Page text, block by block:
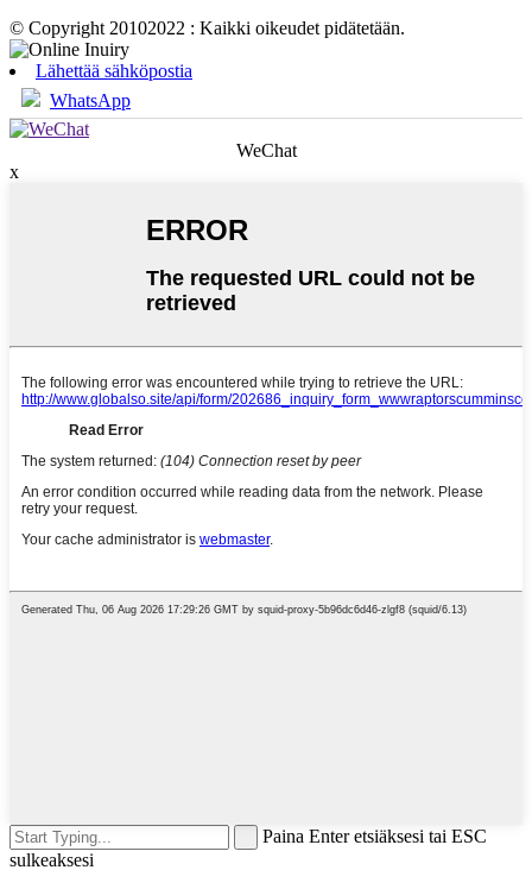
© Copyright 20102022 : Kaikki oikeudet pidätetään.
Lähettää sähköpostia
WhatsApp
WeChat
x
Paina Enter etsiäksesi tai ESC
sulkeaksesi